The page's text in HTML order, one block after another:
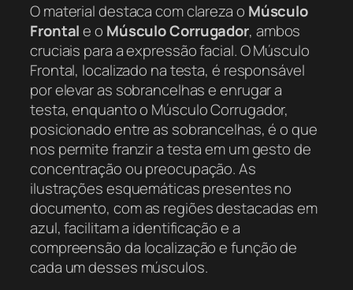
O material destaca com clareza o Músculo
Frontale o Músculo Corrugador, ambos
cruciais para a expressão facial. O Músculo
Frontal, localizado na testa, é responsável
por elevar as sobrancelhas e enrugar a
testa, enquanto o Músculo Corrugador,
posicionado entre as sobrancelhas, é o que
nos permite franzir a testa em um gesto de
concentração ou preocupação. As
ilustrações esquemáticas presentes no
documento, com as regiões destacadas em
azul, facilitam a identificação e a
compreensão da localização e função de
cada um desses músculos.